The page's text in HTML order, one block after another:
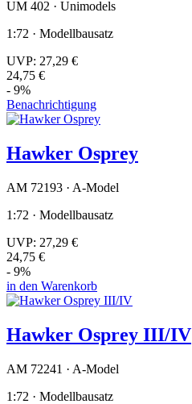
UM 402 · Unimodels
1:72 · Modellbausatz
UVP: 27,29 €
24,75 €
- 9%
Benachrichtigung
Hawker Osprey
AM 72193 · A-Model
1:72 · Modellbausatz
UVP: 27,29 €
24,75 €
- 9%
in den Warenkorb
Hawker Osprey III/IV
AM 72241 · A-Model
1:72 · Modellbausatz